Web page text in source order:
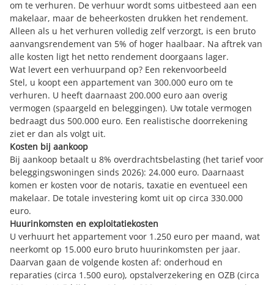
om te verhuren. De verhuur wordt soms uitbesteed aan een
makelaar, maar de beheerkosten drukken het rendement.
Alleen als u het verhuren volledig zelf verzorgt, is een bruto
aanvangsrendement van 5% of hoger haalbaar. Na aftrek van
alle kosten ligt het netto rendement doorgaans lager.
Wat levert een verhuurpand op? Een rekenvoorbeeld
Stel, u koopt een appartement van 300.000 euro om te
verhuren. U heeft daarnaast 200.000 euro aan overig
vermogen (spaargeld en beleggingen). Uw totale vermogen
bedraagt dus 500.000 euro. Een realistische doorrekening
ziet er dan als volgt uit.
Kosten bij aankoop
Bij aankoop betaalt u 8% overdrachtsbelasting (het tarief voor
beleggingswoningen sinds 2026): 24.000 euro. Daarnaast
komen er kosten voor de notaris, taxatie en eventueel een
makelaar. De totale investering komt uit op circa 330.000
euro.
Huurinkomsten en exploitatiekosten
U verhuurt het appartement voor 1.250 euro per maand, wat
neerkomt op 15.000 euro bruto huurinkomsten per jaar.
Daarvan gaan de volgende kosten af: onderhoud en
reparaties (circa 1.500 euro), opstalverzekering en OZB (circa